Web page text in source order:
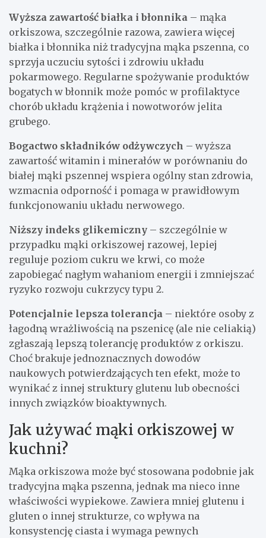
Wyższa zawartość białka i błonnika – mąka
orkiszowa, szczególnie razowa, zawiera więcej
białka i błonnika niż tradycyjna mąka pszenna, co
sprzyja uczuciu sytości i zdrowiu układu
pokarmowego. Regularne spożywanie produktów
bogatych w błonnik może pomóc w profilaktyce
chorób układu krążenia i nowotworów jelita
grubego.
Bogactwo składników odżywczych – wyższa
zawartość witamin i minerałów w porównaniu do
białej mąki pszennej wspiera ogólny stan zdrowia,
wzmacnia odporność i pomaga w prawidłowym
funkcjonowaniu układu nerwowego.
Niższy indeks glikemiczny – szczególnie w
przypadku mąki orkiszowej razowej, lepiej
reguluje poziom cukru we krwi, co może
zapobiegać nagłym wahaniom energii i zmniejszać
ryzyko rozwoju cukrzycy typu 2.
Potencjalnie lepsza tolerancja – niektóre osoby z
łagodną wrażliwością na pszenicę (ale nie celiakią)
zgłaszają lepszą tolerancję produktów z orkiszu.
Choć brakuje jednoznacznych dowodów
naukowych potwierdzających ten efekt, może to
wynikać z innej struktury glutenu lub obecności
innych związków bioaktywnych.
Jak używać mąki orkiszowej w
kuchni?
Mąka orkiszowa może być stosowana podobnie jak
tradycyjna mąka pszenna, jednak ma nieco inne
właściwości wypiekowe. Zawiera mniej glutenu i
gluten o innej strukturze, co wpływa na
konsystencję ciasta i wymaga pewnych